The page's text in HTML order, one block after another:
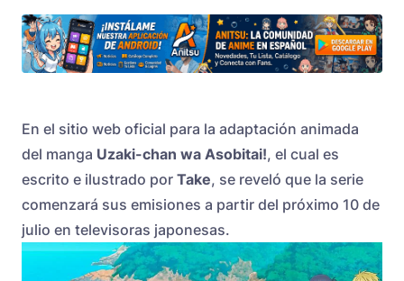
En el sitio web oficial para la adaptación animada
del manga Uzaki-chan wa Asobitai!, el cual es
escrito e ilustrado por Take, se reveló que la serie
comenzará sus emisiones a partir del próximo 10 de
julio en televisoras japonesas.